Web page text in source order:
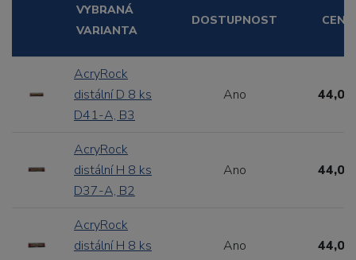
VYBRANÁ
VARIANTA
DOSTUPNOST CENA
AcryRock
distální D 8 ks
D41-A, B3
Ano 44,00
AcryRock
distální H 8 ks
D37-A, B2
Ano 44,00
AcryRock
distální H 8 ks
Ano 44,00